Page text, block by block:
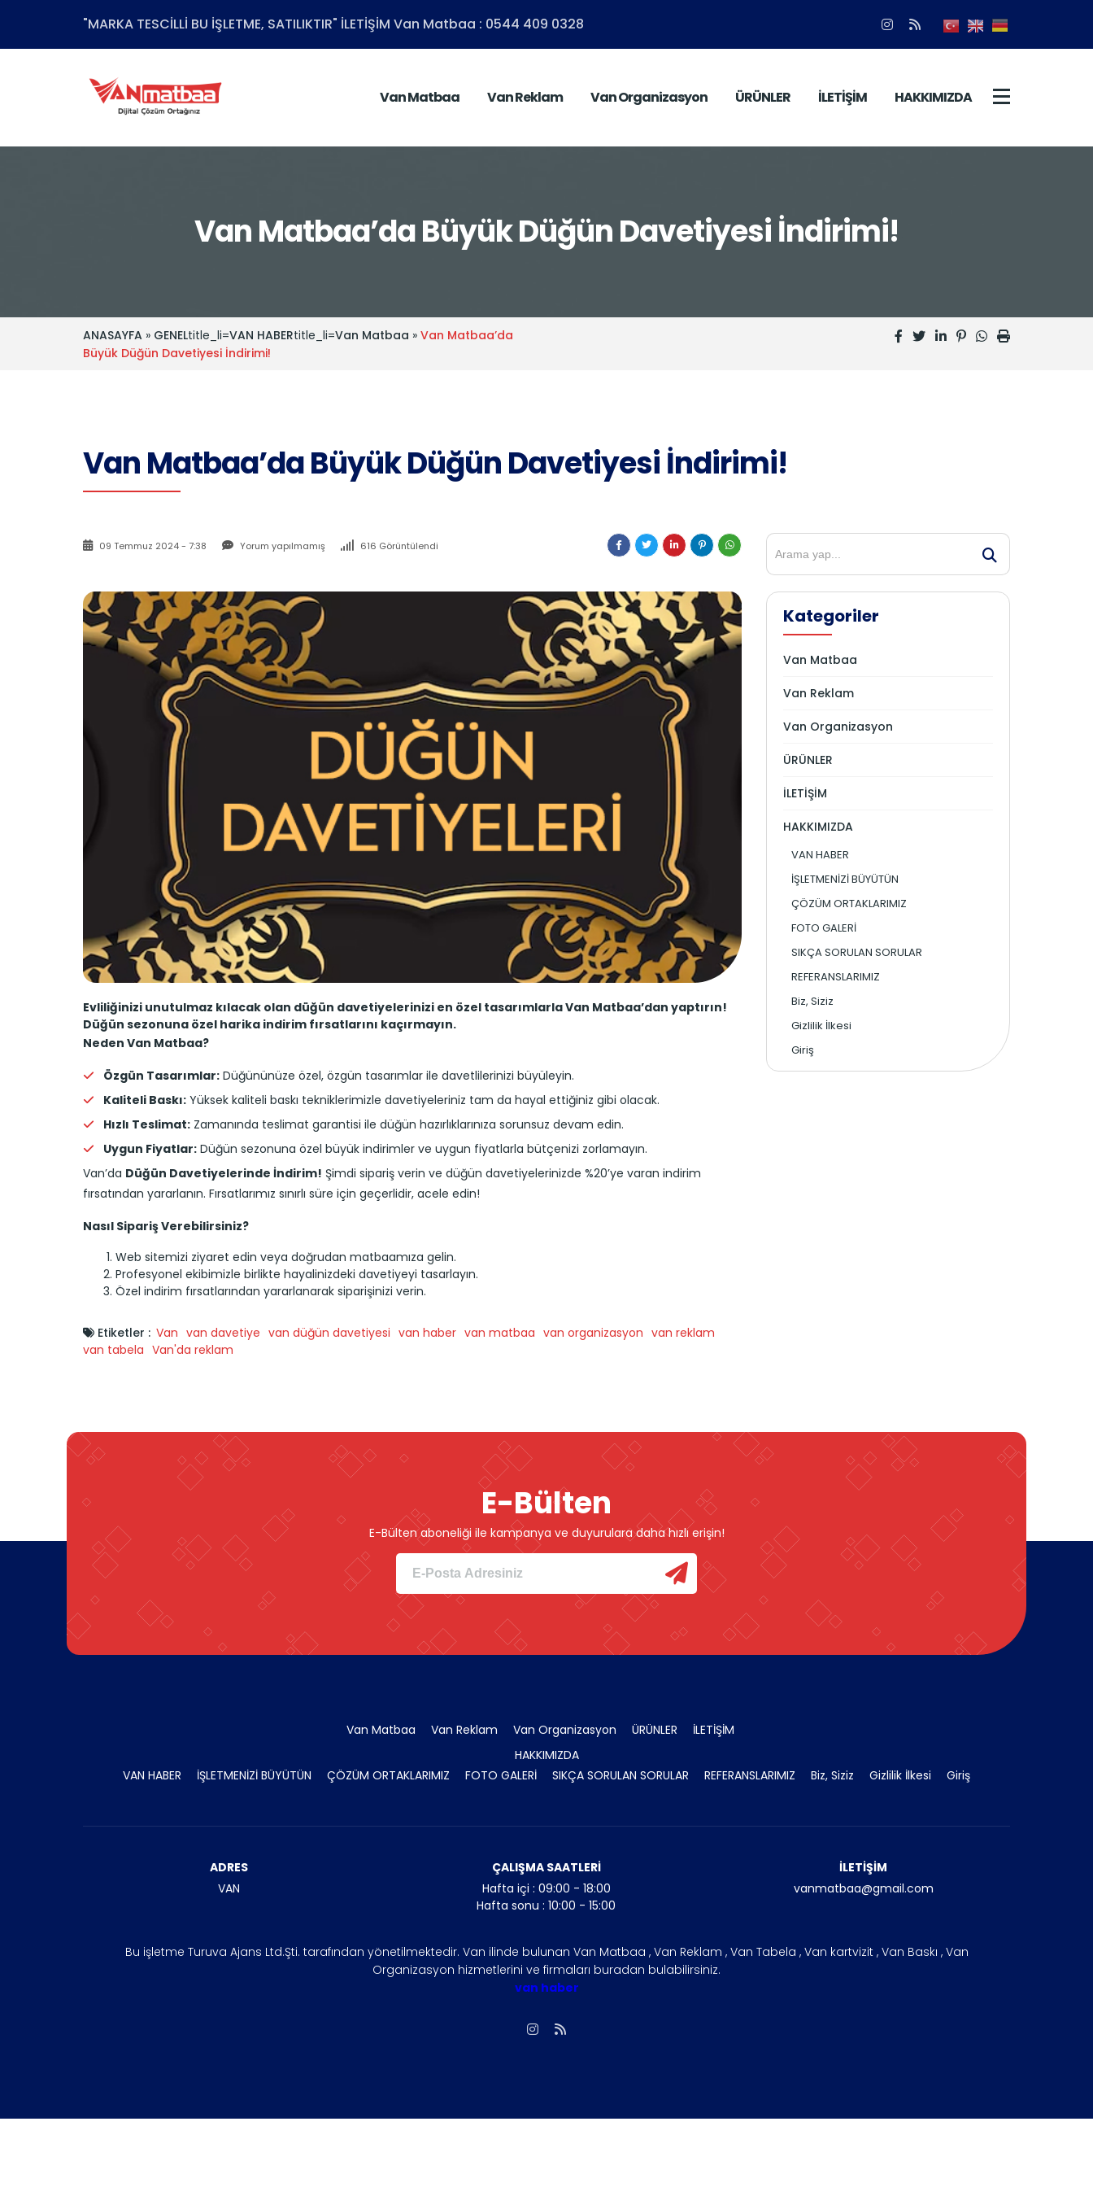
"MARKA TESCİLLİ BU İŞLETME, SATILIKTIR" İLETİŞİM Van Matbaa : 0544 409 0328
Van Matbaa Van Reklam Van Organizasyon ÜRÜNLER İLETİŞİM HAKKIMIZDA
Van Matbaa’da Büyük Düğün Davetiyesi İndirimi!
ANASAYFA » GENELtitle_li=VAN HABERtitle_li=Van Matbaa » Van Matbaa’da
Büyük Düğün Davetiyesi İndirimi!
Van Matbaa’da Büyük Düğün Davetiyesi İndirimi!
Kategoriler
Van Matbaa
Van Reklam
Van Organizasyon
ÜRÜNLER
İLETİŞİM
HAKKIMIZDA
VAN HABER
İŞLETMENİZİ BÜYÜTÜN
ÇÖZÜM ORTAKLARIMIZ
FOTO GALERİ
SIKÇA SORULAN SORULAR
REFERANSLARIMIZ
Biz, Siziz
Gizlilik İlkesi
Giriş
09 Temmuz 2024 - 7:38 Yorum yapılmamış 616 Görüntülendi
Evliliğinizi unutulmaz kılacak olan düğün davetiyelerinizi en özel tasarımlarla Van Matbaa’dan yaptırın!
Düğün sezonuna özel harika indirim fırsatlarını kaçırmayın.
Neden Van Matbaa?
Özgün Tasarımlar: Düğününüze özel, özgün tasarımlar ile davetlilerinizi büyüleyin.
Kaliteli Baskı: Yüksek kaliteli baskı tekniklerimizle davetiyeleriniz tam da hayal ettiğiniz gibi olacak.
Hızlı Teslimat: Zamanında teslimat garantisi ile düğün hazırlıklarınıza sorunsuz devam edin.
Uygun Fiyatlar: Düğün sezonuna özel büyük indirimler ve uygun fiyatlarla bütçenizi zorlamayın.
Van’da Düğün Davetiyelerinde İndirim! Şimdi sipariş verin ve düğün davetiyelerinizde %20’ye varan indirim
fırsatından yararlanın. Fırsatlarımız sınırlı süre için geçerlidir, acele edin!
Nasıl Sipariş Verebilirsiniz?
Web sitemizi ziyaret edin veya doğrudan matbaamıza gelin.
Profesyonel ekibimizle birlikte hayalinizdeki davetiyeyi tasarlayın.
Özel indirim fırsatlarından yararlanarak siparişinizi verin.
Etiketler : Van van davetiye van düğün davetiyesi van haber van matbaa van organizasyon van reklam
van tabela Van'da reklam
E-Bülten
E-Bülten aboneliği ile kampanya ve duyurulara daha hızlı erişin!
Van Matbaa Van Reklam Van Organizasyon ÜRÜNLER
İLETİŞİM
HAKKIMIZDA
VAN HABER
İŞLETMENİZİ BÜYÜTÜN ÇÖZÜM ORTAKLARIMIZ FOTO GALERİ SIKÇA SORULAN SORULAR REFERANSLARIMIZ Biz, Siziz Gizlilik İlkesi Giriş
ADRES
VAN
ÇALIŞMA SAATLERİ
Hafta içi : 09:00 - 18:00
Hafta sonu : 10:00 - 15:00
İLETİŞİM
vanmatbaa@gmail.com
Bu işletme Turuva Ajans Ltd.Şti. tarafından yönetilmektedir. Van ilinde bulunan Van Matbaa , Van Reklam , Van Tabela , Van kartvizit , Van Baskı , Van
Organizasyon hizmetlerini ve firmaları buradan bulabilirsiniz.
van haber